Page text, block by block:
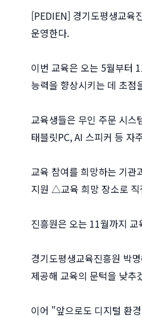
[PEDIEN] 경기도평생교육
운영한다.
이번 교육은 오는 5월부터
능력을 향상시키는 데 초점
교육생들은 무인 주문 시스
태블릿PC, AI 스피커 등 자
교육 참여를 희망하는 기
지원 △교육 희망 장소로
진흥원은 오는 11월까지
경기도평생교육진흥원 박
제공해 교육의 문턱을 낮추
이어 "앞으로도 디지털 환